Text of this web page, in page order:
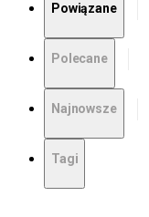
Powiązane
Polecane
Najnowsze
Tagi